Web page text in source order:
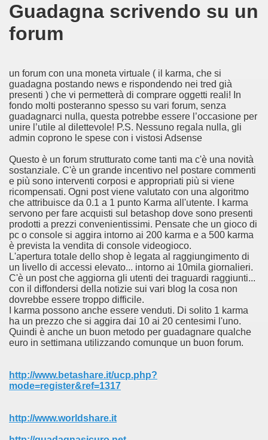
Guadagna scrivendo su un
forum
un forum con una moneta virtuale ( il karma, che si
guadagna postando news e rispondendo nei tred già
presenti ) che vi permetterà di comprare oggetti reali! In
fondo molti posteranno spesso su vari forum, senza
guadagnarci nulla, questa potrebbe essere l’occasione per
unire l’utile al dilettevole! P.S. Nessuno regala nulla, gli
admin coprono le spese con i vistosi Adsense
Questo è un forum strutturato come tanti ma c'è una novità
sostanziale. C'è un grande incentivo nel postare commenti
e più sono interventi corposi e appropriati più si viene
ricompensati. Ogni post viene valutato con una algoritmo
che attribuisce da 0.1 a 1 punto Karma all'utente. I karma
servono per fare acquisti sul betashop dove sono presenti
prodotti a prezzi convenientissimi. Pensate che un gioco di
pc o console si aggira intorno ai 200 karma e a 500 karma
è prevista la vendita di console videogioco.
L'apertura totale dello shop è legata al raggiungimento di
un livello di accessi elevato... intorno ai 10mila giornalieri.
C'è un post che aggiorna gli utenti dei traguardi raggiunti...
con il diffondersi della notizie sui vari blog la cosa non
dovrebbe essere troppo difficile.
I karma possono anche essere venduti. Di solito 1 karma
ha un prezzo che si aggira dai 10 ai 20 centesimi l'uno.
Quindi è anche un buon metodo per guadagnare qualche
euro in settimana utilizzando comunque un buon forum.
http://www.betashare.it/ucp.php?
mode=register&ref=1317
http://www.worldshare.it